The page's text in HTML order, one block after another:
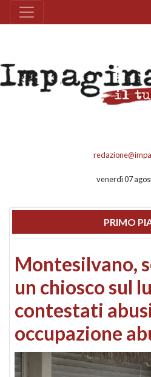
venerdì 07
PRIMO
Montesilvano,
un chiosco sul
contestati
occupazione